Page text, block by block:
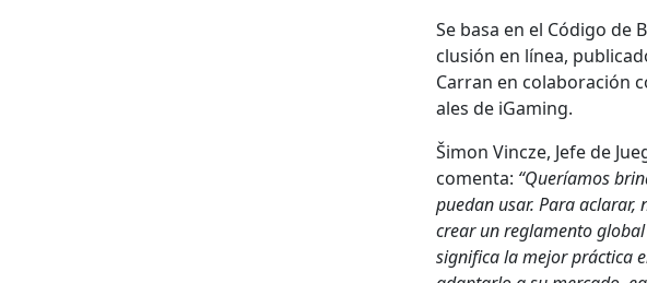
Se basa en el Códi­go de
clusión en línea,
Car­ran en colab­o­ración
ales de iGam­ing.
Šimon Vincze, Jefe de
comen­ta: “Queríamos
puedan usar. Para
crear un reglamen­to
sig­nifi­ca la mejor prác­ti­ca